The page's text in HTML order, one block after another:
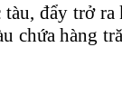
đẩy trở
chứa hàng